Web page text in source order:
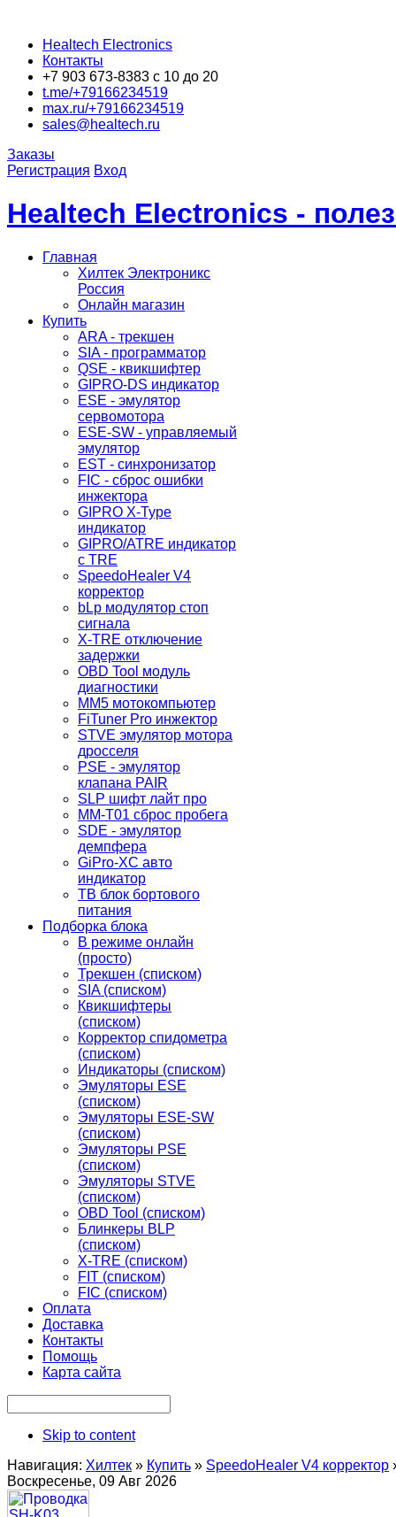
Healtech Electronics
Контакты
+7 903 673-8383 с 10 до 20
t.me/+79166234519
max.ru/+79166234519
sales@healtech.ru
Заказы
Регистрация Вход
Healtech Electronics -
Главная
Хилтек Электроникс
Россия
Онлайн магазин
Купить
ARA - трекшен
SIA - программатор
QSE - квикшифтер
GIPRO-DS индикатор
ESE - эмулятор
сервомотора
ESE-SW - управляемый
эмулятор
EST - синхронизатор
FIC - сброс ошибки
инжектора
GIPRO X-Type
индикатор
GIPRO/ATRE индикатор
с TRE
SpeedoHealer V4
корректор
bLp модулятор стоп
сигнала
X-TRE отключение
задержки
OBD Tool модуль
диагностики
MM5 мотокомпьютер
FiTuner Pro инжектор
STVE эмулятор мотора
дросселя
PSE - эмулятор
клапана PAIR
SLP шифт лайт про
MM-T01 сброс пробега
SDE - эмулятор
демпфера
GiPro-XC авто
индикатор
TB блок бортового
питания
Подборка блока
В режиме онлайн
(просто)
Трекшен (списком)
SIA (списком)
Квикшифтеры
(списком)
Корректор спидометра
(списком)
Индикаторы (списком)
Эмуляторы ESE
(списком)
Эмуляторы ESE-SW
(списком)
Эмуляторы PSE
(списком)
Эмуляторы STVE
(списком)
OBD Tool (списком)
Блинкеры BLP
(списком)
X-TRE (списком)
FIT (списком)
FIC (списком)
Оплата
Доставка
Контакты
Помощь
Карта сайта
Skip to content
Навигация: Хилтек » Купить » SpeedoHealer V4 корректор
Воскресенье, 09 Авг 2026